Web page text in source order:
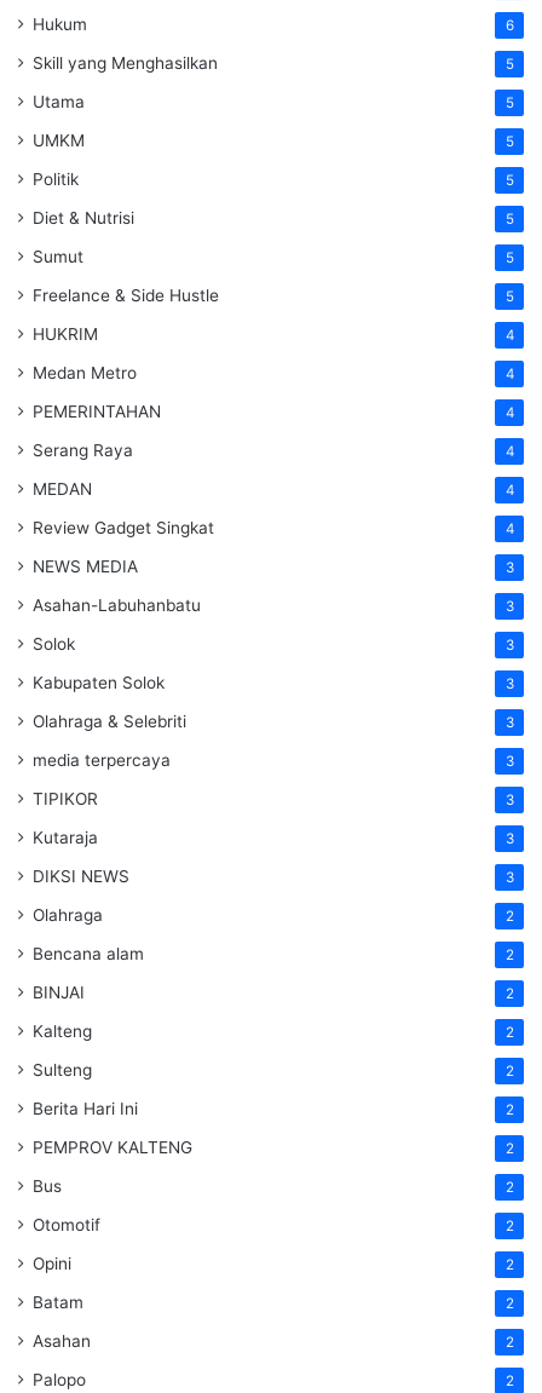
Hukum 6
Skill yang Menghasilkan 5
Utama 5
UMKM 5
Politik 5
Diet & Nutrisi 5
Sumut 5
Freelance & Side Hustle 5
HUKRIM 4
Medan Metro 4
PEMERINTAHAN 4
Serang Raya 4
MEDAN 4
Review Gadget Singkat 4
NEWS MEDIA 3
Asahan-Labuhanbatu 3
Solok 3
Kabupaten Solok 3
Olahraga & Selebriti 3
media terpercaya 3
TIPIKOR 3
Kutaraja 3
DIKSI NEWS 3
Olahraga 2
Bencana alam 2
BINJAI 2
Kalteng 2
Sulteng 2
Berita Hari Ini 2
PEMPROV KALTENG 2
Bus 2
Otomotif 2
Opini 2
Batam 2
Asahan 2
Palopo 2